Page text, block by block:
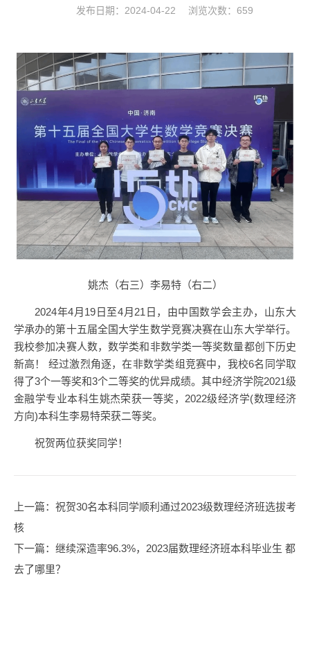
发布日期：2024-04-22 浏览次数： 659
姚杰（右三）李易特（右二）
2024年4月19日至4月21日，由中国数学会主办，山东大
学承办的第十五届全国大学生数学竞赛决赛在山东大学举行。
我校参加决赛人数，数学类和非数学类一等奖数量都创下历史
新高！ 经过激烈角逐，在非数学类组竞赛中，我校6名同学取
得了3个一等奖和3个二等奖的优异成绩。其中经济学院2021级
金融学专业本科生姚杰荣获一等奖，2022级经济学(数理经济
方向)本科生李易特荣获二等奖。
祝贺两位获奖同学！
上一篇：祝贺30名本科同学顺利通过2023级数理经济班选拔考
核
下一篇：继续深造率96.3%，2023届数理经济班本科毕业生 都
去了哪里？